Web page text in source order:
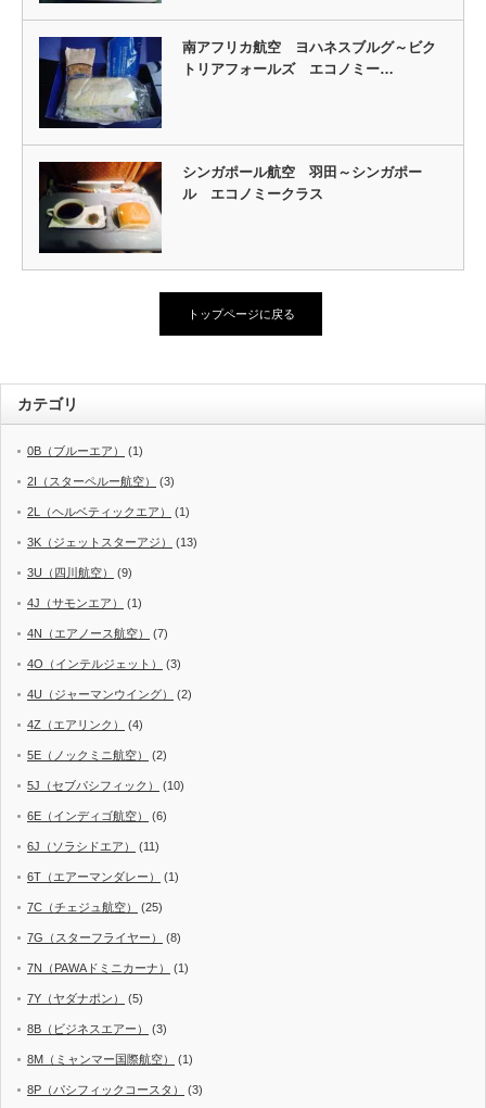
南アフリカ航空 ヨハネスブルグ～ビク
トリアフォールズ エコノミー…
シンガポール航空 羽田～シンガポー
ル エコノミークラス
トップページに戻る
カテゴリ
0B（ブルーエア） (1)
2I（スターペルー航空） (3)
2L（ヘルベティックエア） (1)
3K（ジェットスターアジ） (13)
3U（四川航空） (9)
4J（サモンエア） (1)
4N（エアノース航空） (7)
4O（インテルジェット） (3)
4U（ジャーマンウイング） (2)
4Z（エアリンク） (4)
5E（ノックミニ航空） (2)
5J（セブパシフィック） (10)
6E（インディゴ航空） (6)
6J（ソラシドエア） (11)
6T（エアーマンダレー） (1)
7C（チェジュ航空） (25)
7G（スターフライヤー） (8)
7N（PAWAドミニカーナ） (1)
7Y（ヤダナポン） (5)
8B（ビジネスエアー） (3)
8M（ミャンマー国際航空） (1)
8P（パシフィックコースタ） (3)